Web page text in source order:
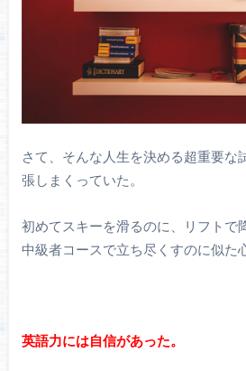
さて、そんな人生を決める超重要な
張しまくっていた。
初めてスキーを滑るのに、リフトで
中級者コースで立ち尽くすのに似た
英語力には自信があった。